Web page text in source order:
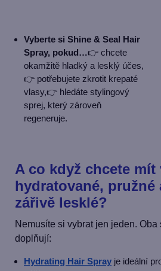
Vyberte si Shine & Seal Hair
Spray, pokud…👉 chcete
okamžitě hladký a lesklý účes,
👉 potřebujete zkrotit krepaté
vlasy,👉 hledáte stylingový
sprej, který zároveň
regeneruje.
A co když chcete mít
hydratované, pružné
zářivě lesklé?
Nemusíte si vybrat jen jeden. Oba
doplňují:
Hydrating Hair Spray je ideální